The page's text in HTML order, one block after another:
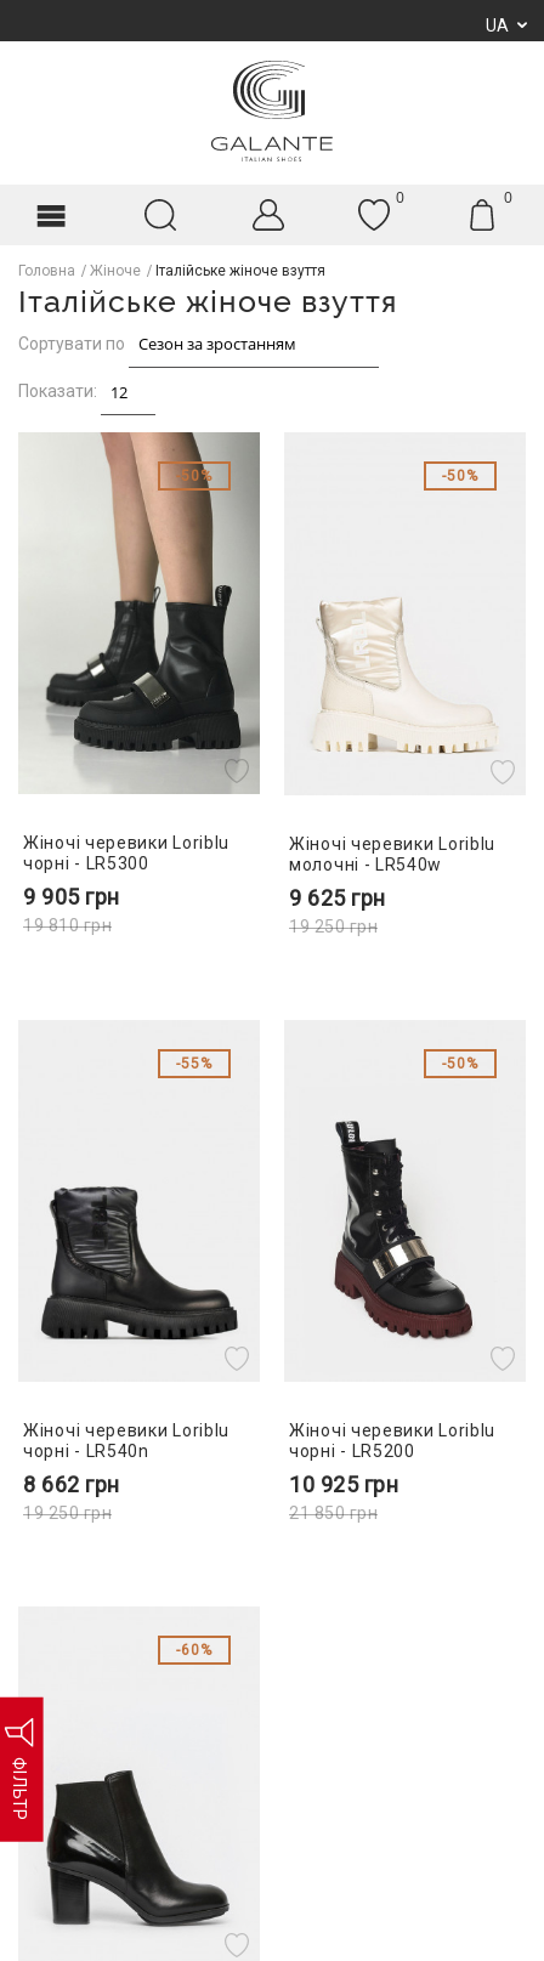
UA
0 0
Головна Жіноче Італійське жіноче взуття
Італійське жіноче взуття
ФІЛЬТР
Сортувати по
Показати:
50%
Жіночі черевики Loriblu
чорні - LR5300
9 905 грн
19 810грн
50%
Жіночі черевики Loriblu
молочні - LR540w
9 625 грн
19 250грн
55%
Жіночі черевики Loriblu
чорні - LR540n
8 662 грн
19 250грн
50%
Жіночі черевики Loriblu
чорні - LR5200
10 925 грн
21 850грн
60%